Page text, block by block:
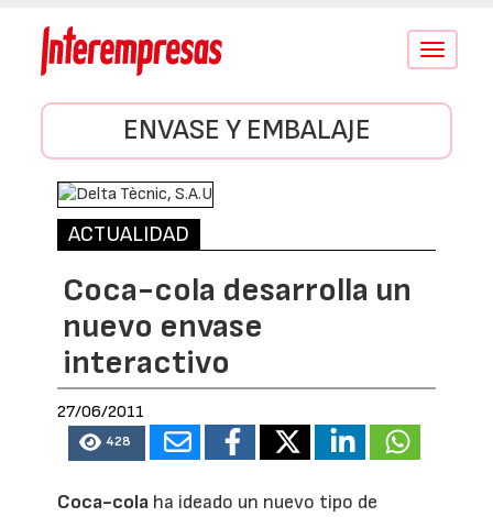
Conmutar
ENVASE Y EMBALAJE
ACTUALIDAD
Coca-cola desarrolla un
nuevo envase
interactivo
27/06/2011
428
Coca-cola ha ideado un nuevo tipo de